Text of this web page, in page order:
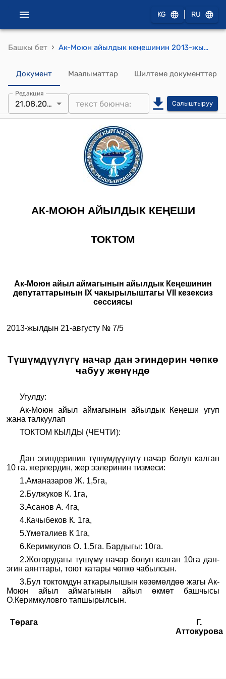
KG RU
Башкы бет › Ак-Моюн айылдык кеңешинин 2013-жылдын 21-августундагы № 7/5 "Түшүмдүүлүгү начар дан эгиндерин чөпкө чабуу жөнүндө" токтому
Документ Маалыматтар Шилтеме документтер
Редакция
21.08.2013 Салыштыруу